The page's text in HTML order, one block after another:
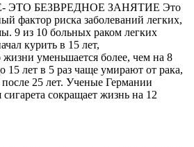
ЭТО БЕЗВРЕДНОЕ ЗАНЯТИЕ Это
фактор риска заболеваний легких,
9 из 10 больных раком легких
курить в 15 лет,
жизни уменьшается более, чем на 8
15 лет в 5 раз чаще умирают от рака,
25 лет. Ученые Германии
сокращает жизнь на 12